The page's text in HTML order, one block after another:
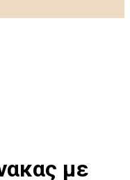
με